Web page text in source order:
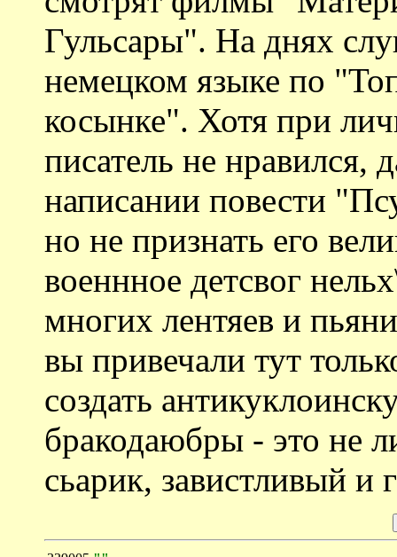
Гульсары". На днях
немецком языке по
косынке". Хотя при
писатель не нравился,
написании повести
но не признать его
военнное детсвог
многих лентяев и
вы привечали тут
создать
бракодаюбры - это не
сьарик, завистливый и